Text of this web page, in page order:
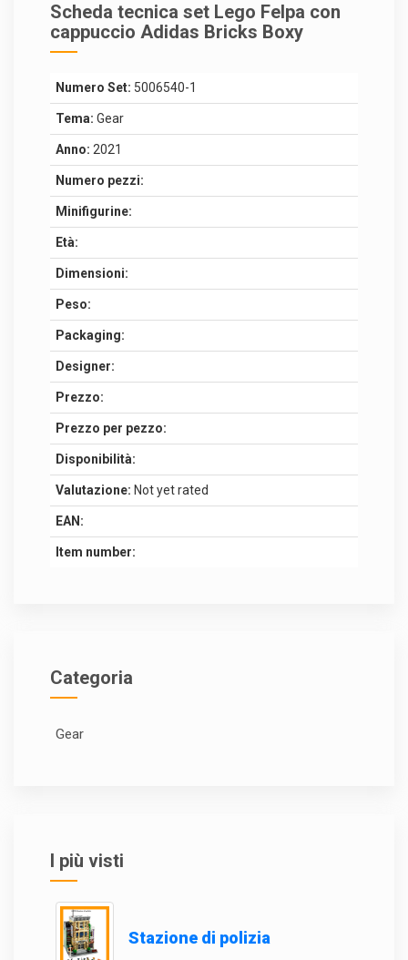
Scheda tecnica set Lego Felpa con
cappuccio Adidas Bricks Boxy
Numero Set: 5006540-1
Tema: Gear
Anno: 2021
Numero pezzi:
Minifigurine:
Età:
Dimensioni:
Peso:
Packaging:
Designer:
Prezzo:
Prezzo per pezzo:
Disponibilità:
Valutazione: Not yet rated
EAN:
Item number:
Categoria
Gear
I più visti
Stazione di polizia